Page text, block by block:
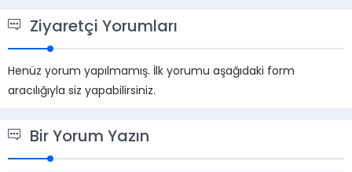
Ziyaretçi Yorumları
Henüz yorum yapılmamış. İlk yorumu aşağıdaki form
aracılığıyla siz yapabilirsiniz.
Bir Yorum Yazın